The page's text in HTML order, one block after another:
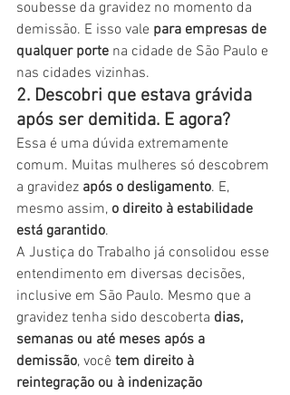
soubesse da gravidez no momento da
demissão. E isso vale para empresas de
qualquer porte na cidade de São Paulo e
nas cidades vizinhas.
2. Descobri que estava grávida
após ser demitida. E agora?
Essa é uma dúvida extremamente
comum. Muitas mulheres só descobrem
a gravidez após o desligamento. E,
mesmo assim, o direito à estabilidade
está garantido.
A Justiça do Trabalho já consolidou esse
entendimento em diversas decisões,
inclusive em São Paulo. Mesmo que a
gravidez tenha sido descoberta dias,
semanas ou até meses após a
demissão, você tem direito à
reintegração ou à indenização